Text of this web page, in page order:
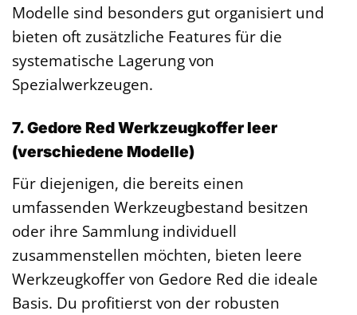
Modelle sind besonders gut organisiert und
bieten oft zusätzliche Features für die
systematische Lagerung von
Spezialwerkzeugen.
7. Gedore Red Werkzeugkoffer leer
(verschiedene Modelle)
Für diejenigen, die bereits einen
umfassenden Werkzeugbestand besitzen
oder ihre Sammlung individuell
zusammenstellen möchten, bieten leere
Werkzeugkoffer von Gedore Red die ideale
Basis. Du profitierst von der robusten